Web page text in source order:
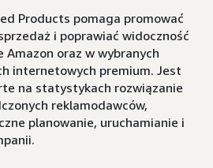
Products pomaga promować
i poprawiać widoczność
oraz w wybranych
internetowych premium. Jest
na statystykach rozwiązanie
reklamodawców,
planowanie, uruchamianie i